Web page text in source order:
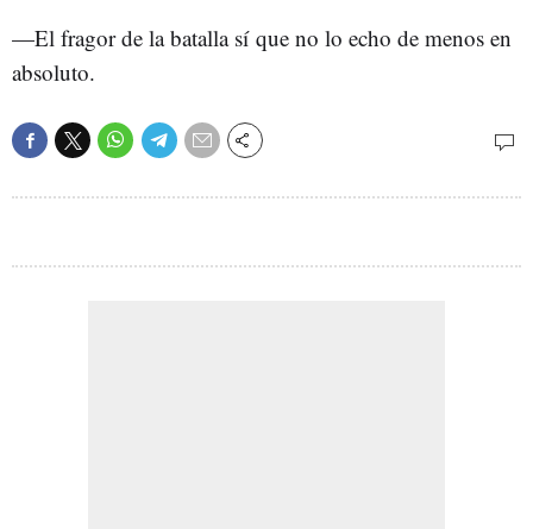
—El fragor de la batalla sí que no lo echo de menos en
absoluto.